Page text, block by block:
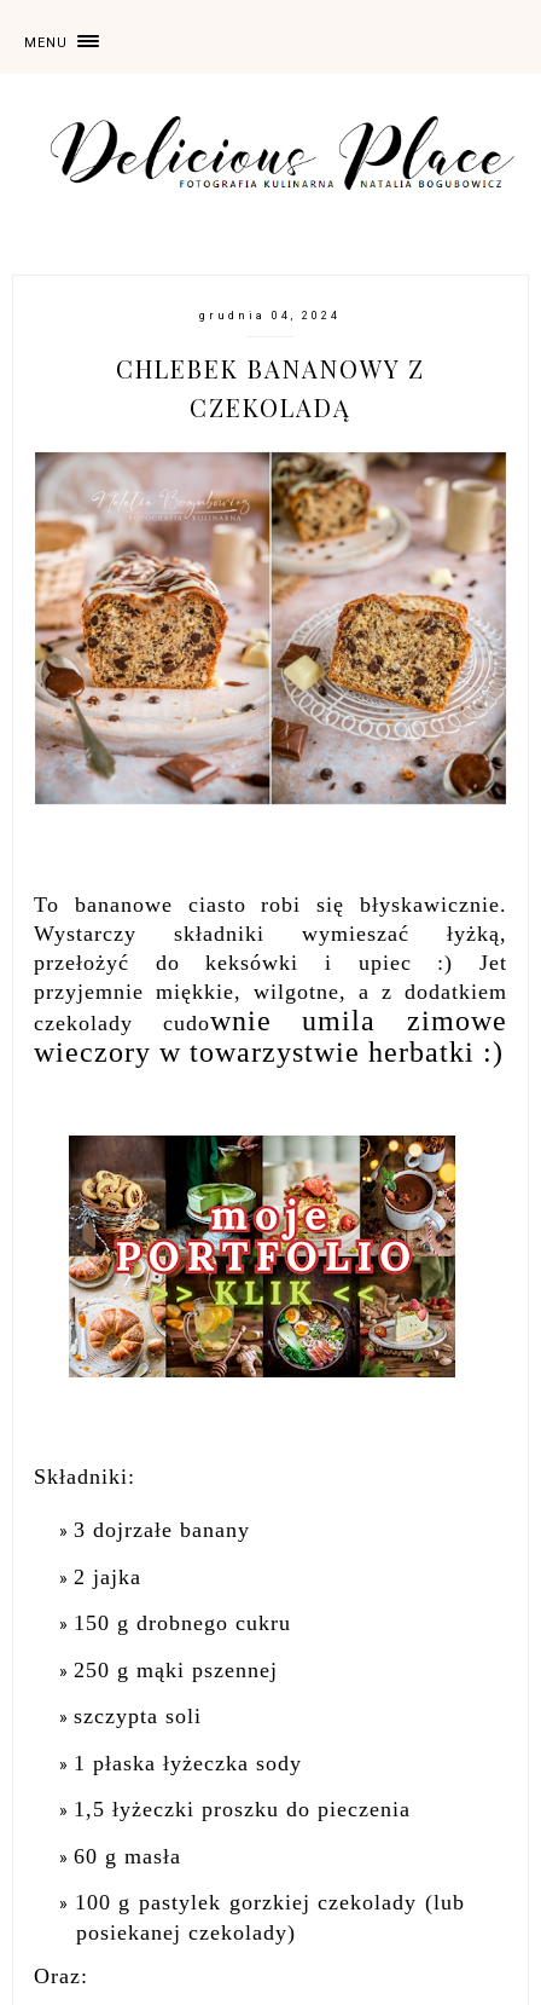
MENU
grudnia 04, 2024
CHLEBEK BANANOWY Z
CZEKOLADĄ
To bananowe ciasto robi się błyskawicznie.
Wystarczy składniki wymieszać łyżką,
przełożyć do keksówki i upiec :) Jet
przyjemnie miękkie, wilgotne, a z dodatkiem
czekolady cudownie umila zimowe
wieczory w towarzystwie herbatki :)
Składniki:
3 dojrzałe banany
2 jajka
150 g drobnego cukru
250 g mąki pszennej
szczypta soli
1 płaska łyżeczka sody
1,5 łyżeczki proszku do pieczenia
60 g masła
100 g pastylek gorzkiej czekolady (lub
posiekanej czekolady)
Oraz: